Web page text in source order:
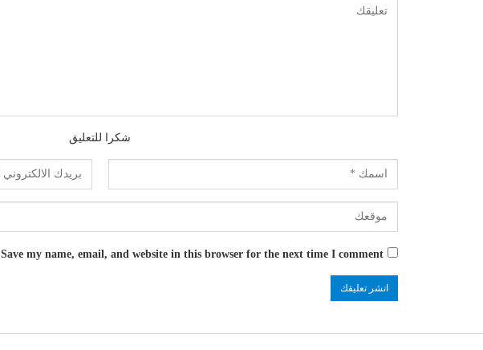
شكرا للتعليق
Save my name, email, and website in this browser for the next time I comment.